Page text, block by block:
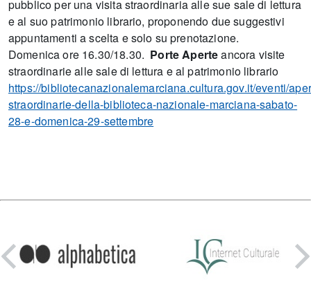
pubblico per una visita straordinaria alle sue sale di lettura
e al suo patrimonio librario, proponendo due suggestivi
appuntamenti a scelta e solo su prenotazione.
Domenica ore 16.30/18.30. Porte Aperteancora visite
straordinarie alle sale di lettura e al patrimonio librario
https://bibliotecanazionalemarciana.cultura.gov.it/eventi/
straordinarie-della-biblioteca-nazionale-marciana-sabato-
28-e-domenica-29-settembre
su: